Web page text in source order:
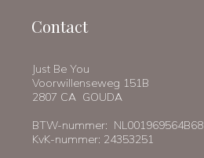
Contact
Just Be You
Voorwillenseweg 151B
2807 CA GOUDA
BTW-nummer: NL001969564B68
KvK-nummer: 24353251